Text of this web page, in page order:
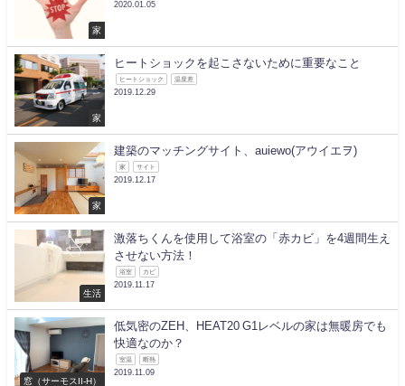
家
2020.01.05
家
ヒートショックを起こさないために重要なこと
ヒートショック 温度差
2019.12.29
家
建築のマッチングサイト、auiewo(アウイエヲ)
家 サイト
2019.12.17
生活
激落ちくんを使用して浴室の「赤カビ」を4週間生え
させない方法！
浴室 カビ
2019.11.17
窓（サーモスII-H）
低気密のZEH、HEAT20 G1レベルの家は無暖房でも
快適なのか？
室温 断熱
2019.11.09